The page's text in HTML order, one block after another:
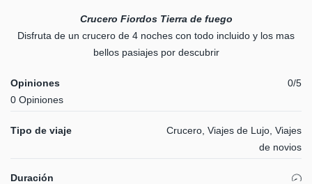
Crucero Fiordos Tierra de fuego
Disfruta de un crucero de 4 noches con todo incluido y los mas
bellos pasiajes por descubrir
Opiniones
0 Opiniones
0/5
Tipo de viaje
Crucero, Viajes de Lujo, Viajes
de novios
Duración